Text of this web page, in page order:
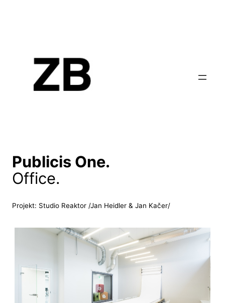
Publicis One.
Office.
Projekt: Studio Reaktor /Jan Heidler & Jan Kačer/